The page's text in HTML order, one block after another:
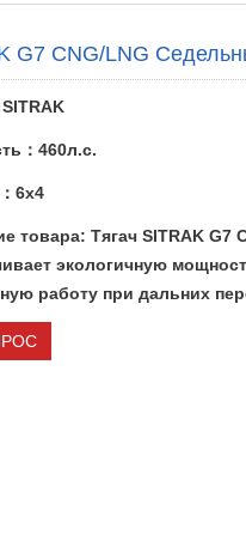
G7 CNG/LNG
：460л.с.
6x4
товара: Тягач SITRAK G7
экологичную
работу при дальних